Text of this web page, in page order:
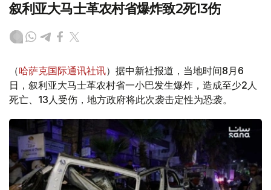
叙利亚大马士革农村省爆炸致2死13伤
（哈萨克国际通讯社讯）据中新社报道，当地时间8月6
日，叙利亚大马士革农村省一小巴发生爆炸，造成至少2人
死亡、13人受伤，地方政府将此次袭击定性为恐袭。